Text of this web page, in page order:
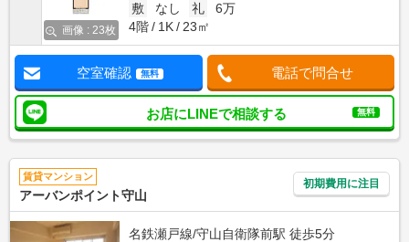
画像 : 23枚
敷
なし 礼
6万
4階
1K 23㎡
空室確認 無料 電話で問合せ
お店にLINEで相談する 無料
賃貸マンション
アーバンポイント守山
初期費用に注目
名鉄瀬戸線/守山自衛隊前駅 徒歩5分